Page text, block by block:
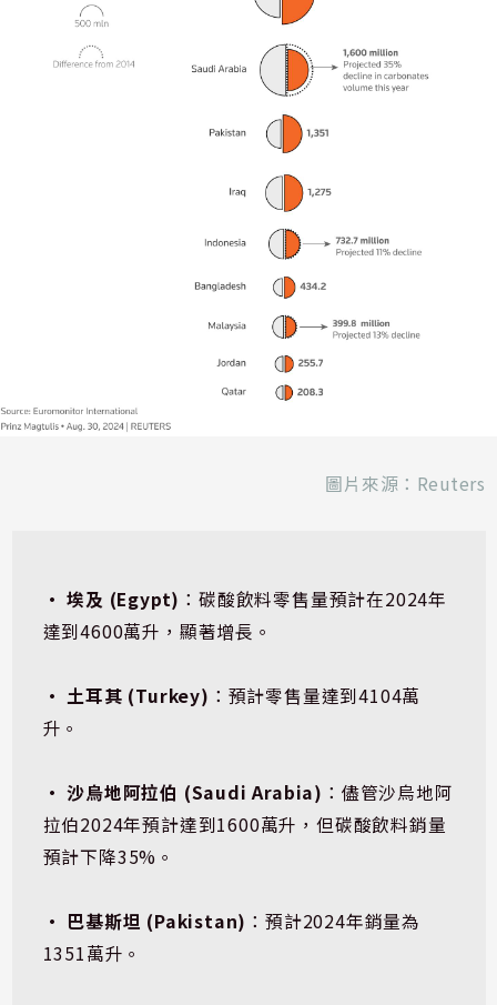
圖片來源：Reuters
• 埃及 (Egypt) ：碳酸飲料零售量預計在2024年
達到4600萬升，顯著增長。
• 土耳其 (Turkey) ：預計零售量達到4104萬
升。
• 沙烏地阿拉伯 (Saudi Arabia) ：儘管沙烏地阿
拉伯2024年預計達到1600萬升，但碳酸飲料銷量
預計下降35%。
• 巴基斯坦 (Pakistan) ：預計2024年銷量為
1351萬升。